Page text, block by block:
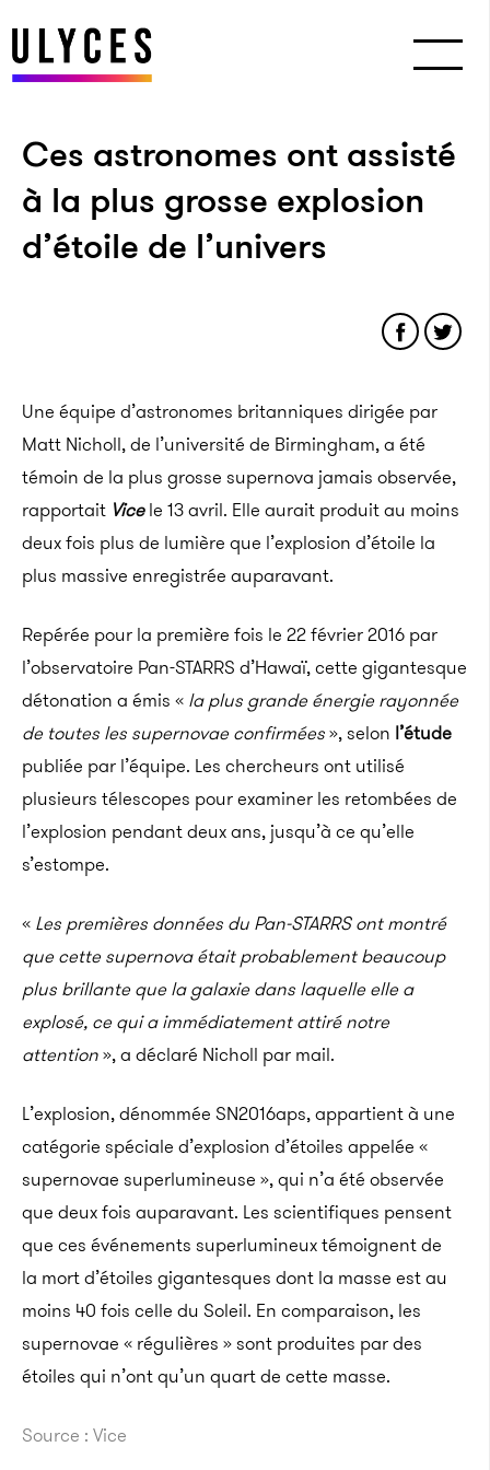
Ces astronomes ont assisté
à la plus grosse explosion
d’étoile de l’univers
Une équipe d’astronomes britanniques dirigée par
Matt Nicholl, de l’université de Birmingham, a été
témoin de la plus grosse supernova jamais observée,
rapportait Vicele 13 avril. Elle aurait produit au moins
deux fois plus de lumière que l’explosion d’étoile la
plus massive enregistrée auparavant.
Repérée pour la première fois le 22 février 2016 par
l’observatoire Pan-STARRS d’Hawaï, cette gigantesque
détonation a émis « la plus grande énergie rayonnée
de toutes les supernovae confirmées», selon l’étude
publiée par l’équipe. Les chercheurs ont utilisé
plusieurs télescopes pour examiner les retombées de
l’explosion pendant deux ans, jusqu’à ce qu’elle
s’estompe.
« Les premières données du Pan-STARRS ont montré
que cette supernova était probablement beaucoup
plus brillante que la galaxie dans laquelle elle a
explosé, ce qui a immédiatement attiré notre
attention», a déclaré Nicholl par mail.
L’explosion, dénommée SN2016aps, appartient à une
catégorie spéciale d’explosion d’étoiles appelée «
supernovae superlumineuse », qui n’a été observée
que deux fois auparavant. Les scientifiques pensent
que ces événements superlumineux témoignent de
la mort d’étoiles gigantesques dont la masse est au
moins 40 fois celle du Soleil. En comparaison, les
supernovae « régulières » sont produites par des
étoiles qui n’ont qu’un quart de cette masse.
Source : Vice